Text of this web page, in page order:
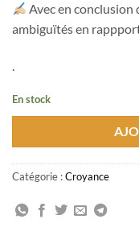
Avec en conclusion
ambiguïtés en
.
En stock
Catégorie :Croyance